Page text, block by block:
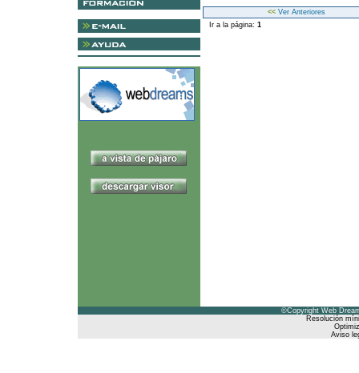
<<Ver Anteriores
Ir a la página: 1
©Copyright Web
Resolución
Aviso